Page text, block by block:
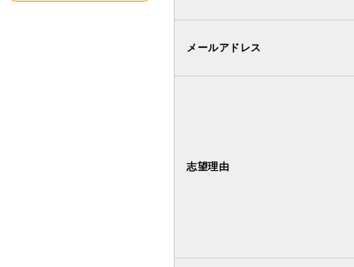
メールアドレス
志望理由